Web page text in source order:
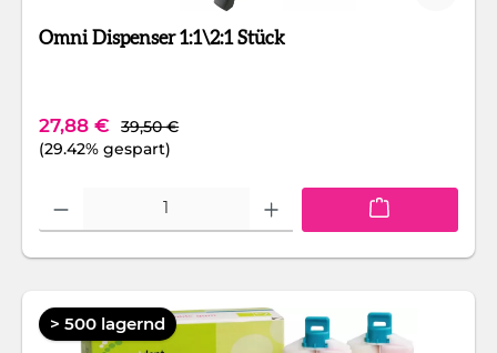
Omni Dispenser 1:1\2:1 Stück
Verkaufspreis:
27,88 € Regulärer Preis:
39,50 €
(29.42% gespart)
Produkt Anzahl: Gib den gewünschten Wert ein oder benutze die
> 500 lagernd